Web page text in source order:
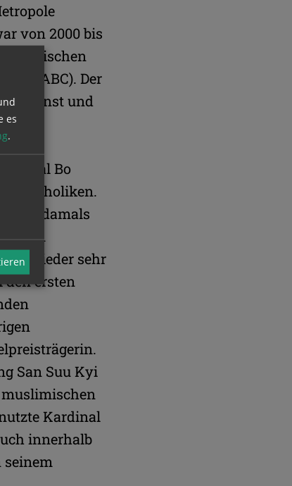
von 2000 bis
Zwischen
(FABC). Der
und
Bo
Katholiken.
damals
den
wieder sehr
ersten
San Suu Kyi
Kardinal
innerhalb
seinem
es
.